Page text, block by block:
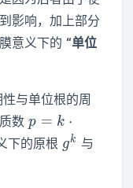
影响，加上部分
意义下的“单位
与单位根的周
数p=k\cdot
n+1
p = k ⋅
下的原根 g^k
gk 与